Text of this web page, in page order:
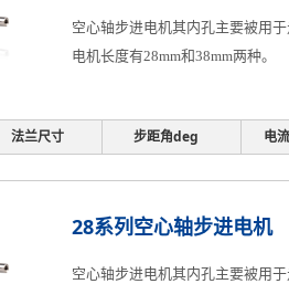
空心轴步进电机其内孔主要被用
电机长度有28mm和38mm两种。
法兰尺寸 步距角deg 电
28系列空心轴步进电机
空心轴步进电机其内孔主要被用